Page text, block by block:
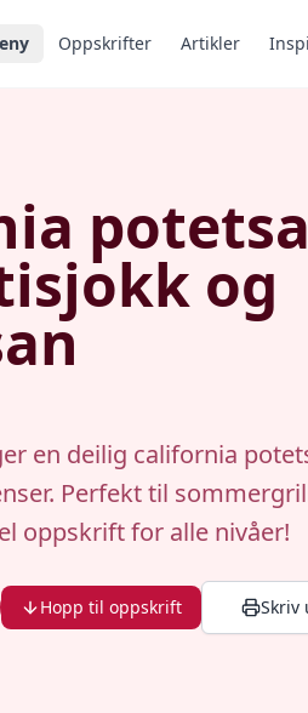
Oppskrifter Artikler
og
en deilig california
Perfekt til
oppskrift for alle nivåer!
Hopp til oppskrift Skriv